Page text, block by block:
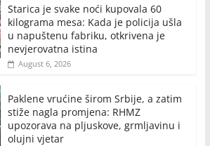
Starica je svake noći kupovala 60
kilograma mesa: Kada je policija ušla
u napuštenu fabriku, otkrivena je
nevjerovatna istina
August 6, 2026
Paklene vrućine širom Srbije, a zatim
stiže nagla promjena: RHMZ
upozorava na pljuskove, grmljavinu i
olujni vjetar